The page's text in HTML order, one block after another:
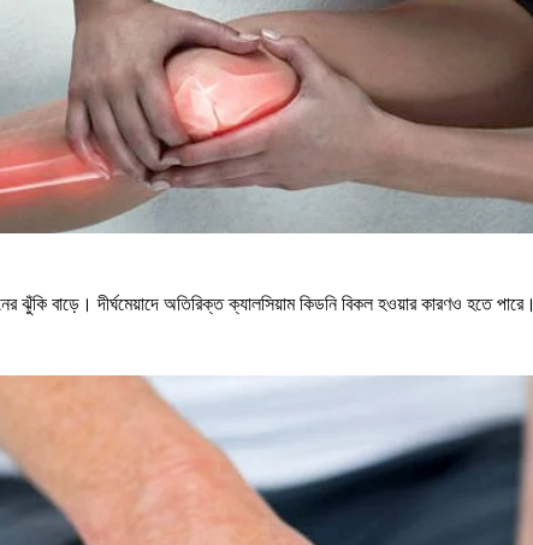
ঝুঁকি বাড়ে। দীর্ঘমেয়াদে অতিরিক্ত ক্যালসিয়াম কিডনি বিকল হওয়ার কারণও হতে পারে।